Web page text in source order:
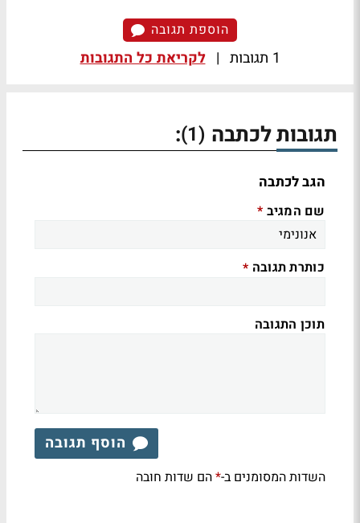
הוספת תגובה
1 תגובות | לקריאת כל התגובות
תגובות לכתבה (1)
:
הגב לכתבה
שם המגיב *
כותרת תגובה *
תוכן התגובה
הוסף תגובה
השדות המסומנים ב-*הם שדות חובה